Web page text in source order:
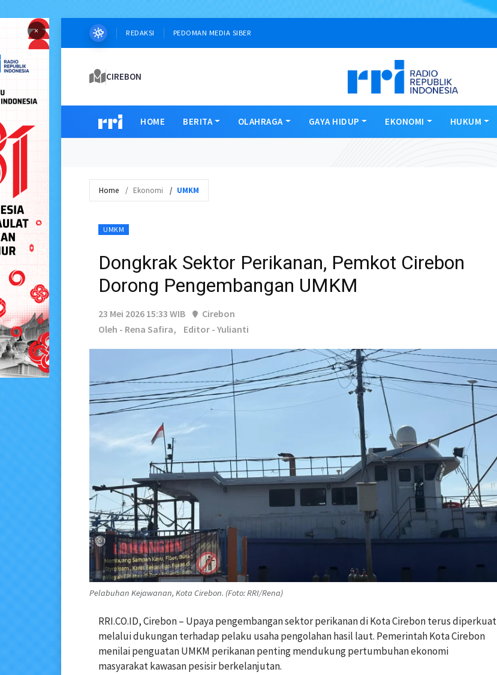
× REDAKSI PEDOMAN MEDIA SIBER
CIREBON
HOME BERITA OLAHRAGA GAYA HIDUP EKONOMI HUKUM
Home Ekonomi UMKM
UMKM
Dongkrak Sektor Perikanan, Pemkot Cirebon
Dorong Pengembangan UMKM
23 Mei 2026 15:33 WIB
Cirebon
Oleh - Rena Safira,
Editor - Yulianti
Pelabuhan Kejawanan, Kota Cirebon. (Foto: RRI/Rena)
RRI.CO.ID, Cirebon – Upaya pengembangan sektor perikanan di Kota Cirebon terus diperkuat
melalui dukungan terhadap pelaku usaha pengolahan hasil laut. Pemerintah Kota Cirebon
menilai penguatan UMKM perikanan penting mendukung pertumbuhan ekonomi
masyarakat kawasan pesisir berkelanjutan.